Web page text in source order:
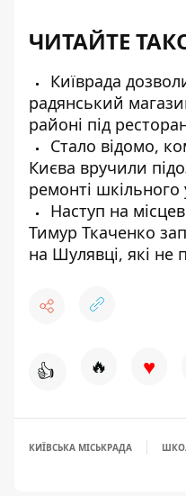
ЧИТАЙТЕ
Київрада
радянський
районі під
Стало відомо,
Києва вручили
ремонті шкільного
Наступ на
Тимур Ткаченко
на Шулявці, які не
👍 🔥 ♥
КИЇВСЬКА МІСЬКРАДА